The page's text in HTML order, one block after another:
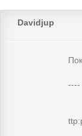
Davidjup
----